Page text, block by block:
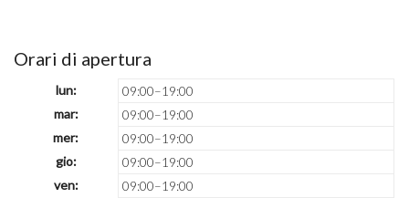
Orari di apertura
lun:
09:00–19:00
mar:
09:00–19:00
mer:
09:00–19:00
gio:
09:00–19:00
ven:
09:00–19:00